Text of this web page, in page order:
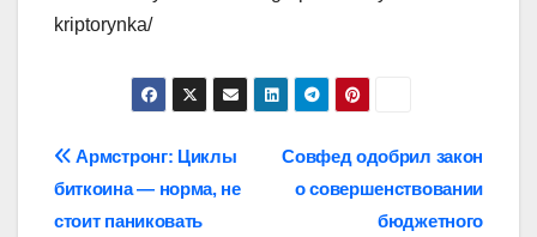
kriptorynka/
Навигация
по
Совфед одобрил закон
о совершенствовании
бюджетного
Армстронг: Циклы
биткоина — норма, не
стоит паниковать